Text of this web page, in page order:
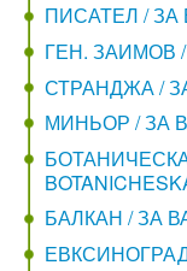
ПИСАТЕЛ / ЗА
ГЕН. ЗАИМОВ /
СТРАНДЖА /
МИНЬОР / ЗА
БАЛКАН / ЗА
ЕВКСИНОГРАД